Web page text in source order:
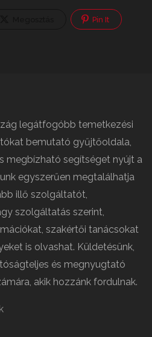
Pin It
legátfogóbb temetkezési
bemutató gyűjtőoldala,
megbízható segítséget nyújt a
egyszerűen megtalálhatja
illő szolgáltatót,
szolgáltatás szerint,
szakértői tanácsokat
is olvashat. Küldetésünk,
és megnyugtató
akik hozzánk fordulnak.